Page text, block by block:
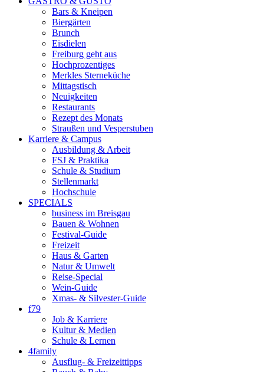
Bars & Kneipen
Biergärten
Brunch
Eisdielen
Freiburg geht aus
Hochprozentiges
Merkles Sterneküche
Mittagstisch
Neuigkeiten
Restaurants
Rezept des Monats
Straußen und Vesperstuben
Karriere & Campus
Ausbildung & Arbeit
FSJ & Praktika
Schule & Studium
Stellenmarkt
Hochschule
SPECIALS
business im Breisgau
Bauen & Wohnen
Festival-Guide
Freizeit
Haus & Garten
Natur & Umwelt
Reise-Special
Wein-Guide
Xmas- & Silvester-Guide
f79
Job & Karriere
Kultur & Medien
Schule & Lernen
4family
Ausflug- & Freizeittipps